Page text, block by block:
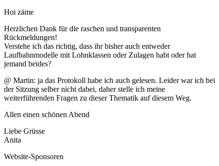
Hoi zäme
Herzlichen Dank für die raschen und transparenten
Rückmeldungen!
Verstehe ich das richtig, dass ihr bisher auch entweder
Laufbahnmodelle mit Lohnklassen oder Zulagen habt oder hat
jemand beides?
@ Martin: ja das Protokoll habe ich auch gelesen. Leider war ich bei
der Sitzung selber nicht dabei, daher stelle ich meine
weiterführenden Fragen zu dieser Thematik auf diesem Weg.
Allen einen schönen Abend
Liebe Grüsse
Anita
Website-Sponsoren